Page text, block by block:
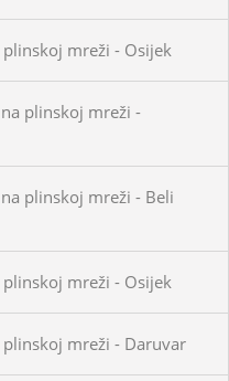
mreži - Osijek
plinskoj mreži -
plinskoj mreži - Beli
mreži - Osijek
mreži - Daruvar